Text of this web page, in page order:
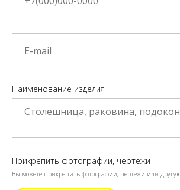
Наименование изделия
Прикрепить фотографии, чертежи
Вы можете прикрепить фотографии, чертежи или